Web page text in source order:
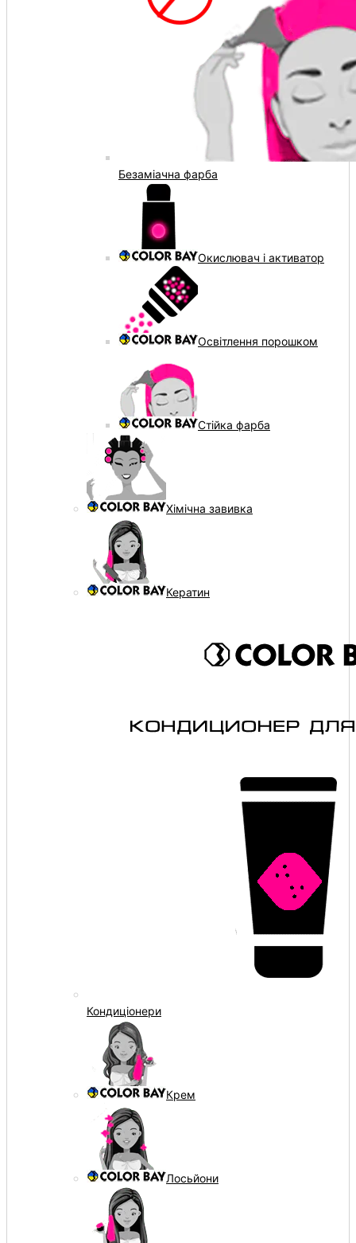
Безаміачна фарба
Окислювач і активатор
Освітлення порошком
Стійка фарба
Хімічна завивка
Кератин
Кондиціонери
Крем
Лосьйони